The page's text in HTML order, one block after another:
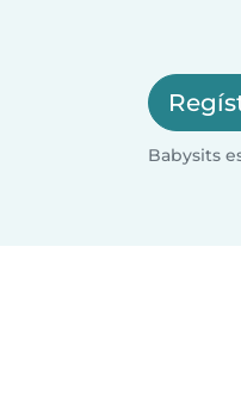
Babysits